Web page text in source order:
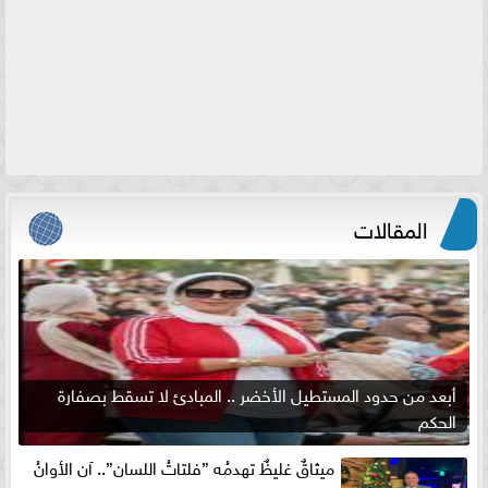
المقالات
أبعد من حدود المستطيل الأخضر .. المبادئ لا تسقط بصفارة
الحكم
ميثاقٌ غليظٌ تهدمُه ”فلتاتُ اللسان”.. آن الأوانُ